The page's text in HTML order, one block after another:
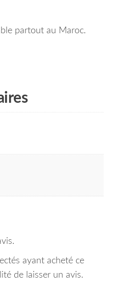
partout au Maroc.
ayant acheté ce
de laisser un avis.